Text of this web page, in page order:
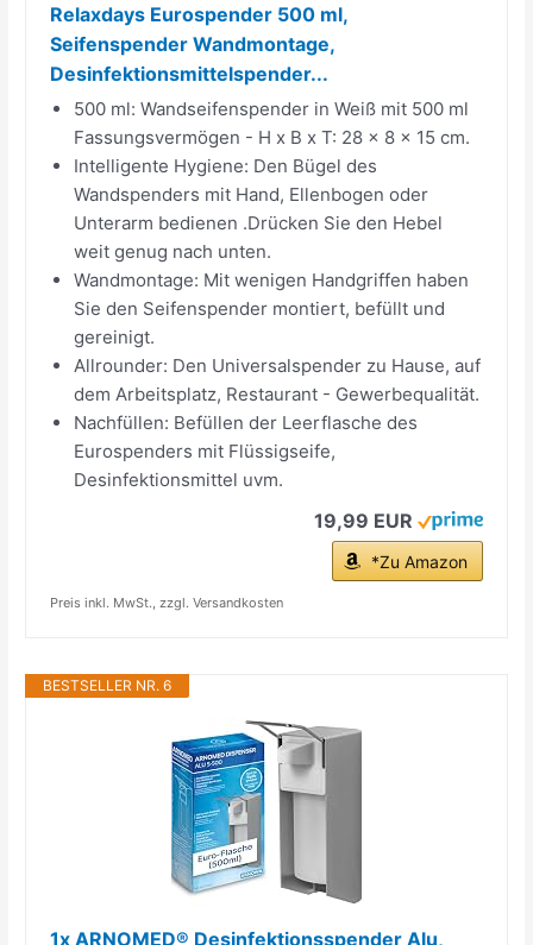
Relaxdays Eurospender 500 ml,
Seifenspender Wandmontage,
Desinfektionsmittelspender...
500 ml: Wandseifenspender in Weiß mit 500 ml
Fassungsvermögen - H x B x T: 28 x 8 x 15 cm.
Intelligente Hygiene: Den Bügel des
Wandspenders mit Hand, Ellenbogen oder
Unterarm bedienen .Drücken Sie den Hebel
weit genug nach unten.
Wandmontage: Mit wenigen Handgriffen haben
Sie den Seifenspender montiert, befüllt und
gereinigt.
Allrounder: Den Universalspender zu Hause, auf
dem Arbeitsplatz, Restaurant - Gewerbequalität.
Nachfüllen: Befüllen der Leerflasche des
Eurospenders mit Flüssigseife,
Desinfektionsmittel uvm.
19,99 EUR
*Zu Amazon
Preis inkl. MwSt., zzgl. Versandkosten
BESTSELLER NR. 6
1x ARNOMED® Desinfektionsspender Alu,